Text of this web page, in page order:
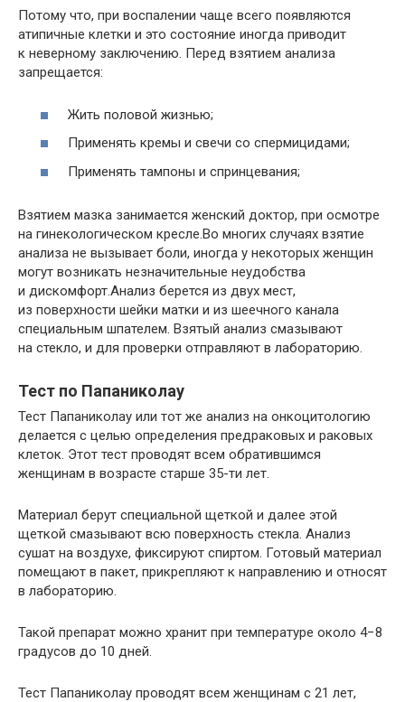
Потому что, при воспалении чаще всего появляются
атипичные клетки и это состояние иногда приводит
к неверному заключению. Перед взятием анализа
запрещается:
Жить половой жизнью;
Применять кремы и свечи со спермицидами;
Применять тампоны и спринцевания;
Взятием мазка занимается женский доктор, при осмотре
на гинекологическом кресле.Во многих случаях взятие
анализа не вызывает боли, иногда у некоторых женщин
могут возникать незначительные неудобства
и дискомфорт.Анализ берется из двух мест,
из поверхности шейки матки и из шеечного канала
специальным шпателем. Взятый анализ смазывают
на стекло, и для проверки отправляют в лабораторию.
Тест по Папаниколау
Тест Папаниколау или тот же анализ на онкоцитологию
делается с целью определения предраковых и раковых
клеток. Этот тест проводят всем обратившимся
женщинам в возрасте старше 35-ти лет.
Материал берут специальной щеткой и далее этой
щеткой смазывают всю поверхность стекла. Анализ
сушат на воздухе, фиксируют спиртом. Готовый материал
помещают в пакет, прикрепляют к направлению и относят
в лабораторию.
Такой препарат можно хранит при температуре около 4−8
градусов до 10 дней.
Тест Папаниколау проводят всем женщинам с 21 лет,